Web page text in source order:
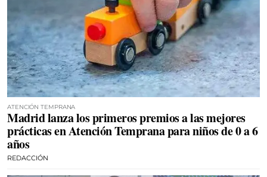
ATENCIÓN TEMPRANA
Madrid lanza los primeros premios a las mejores
prácticas en Atención Temprana para niños de 0 a 6
años
REDACCIÓN